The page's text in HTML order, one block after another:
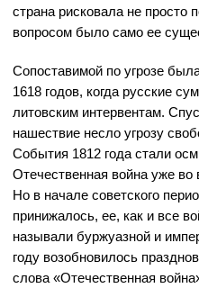
страна рисковала не просто
вопросом было само ее
Сопоставимой по угрозе
1618 годов, когда русские
литовским интервентам.
нашествие несло угрозу
События 1812 года стали
Отечественная война уже
Но в начале советского
принижалось, ее, как и все
называли буржуазной и
году возобновилось
слова «Отечественная